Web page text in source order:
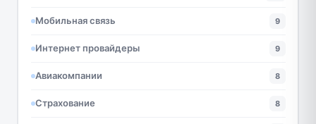
Мобильная связь 9
Интернет провайдеры 9
Авиакомпании 8
Страхование 8